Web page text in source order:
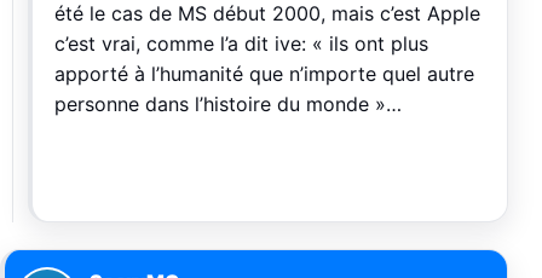
été le cas de MS début 2000, mais c’est Apple
c’est vrai, comme l’a dit ive: « ils ont plus
apporté à l’humanité que n’importe quel autre
personne dans l’histoire du monde »…